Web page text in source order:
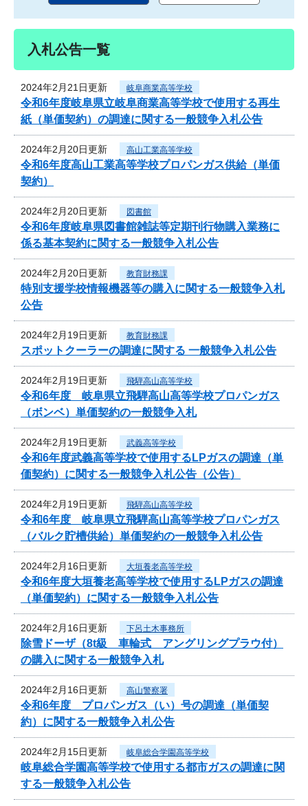
入札公告一覧
2024年2月21日更新 岐阜商業高等学校
令和6年度岐阜県立岐阜商業高等学校で使用する再生
紙（単価契約）の調達に関する一般競争入札公告
2024年2月20日更新 高山工業高等学校
令和6年度高山工業高等学校プロパンガス供給（単価
契約）
2024年2月20日更新 図書館
令和6年度岐阜県図書館雑誌等定期刊行物購入業務に
係る基本契約に関する一般競争入札公告
2024年2月20日更新 教育財務課
特別支援学校情報機器等の購入に関する一般競争入札
公告
2024年2月19日更新 教育財務課
スポットクーラーの調達に関する 一般競争入札公告
2024年2月19日更新 飛騨高山高等学校
令和6年度 岐阜県立飛騨高山高等学校プロパンガス
（ボンベ）単価契約の一般競争入札
2024年2月19日更新 武義高等学校
令和6年度武義高等学校で使用するLPガスの調達（単
価契約）に関する一般競争入札公告（公告）
2024年2月19日更新 飛騨高山高等学校
令和6年度 岐阜県立飛騨高山高等学校プロパンガス
（バルク貯槽供給）単価契約の一般競争入札公告
2024年2月16日更新 大垣養老高等学校
令和6年度大垣養老高等学校で使用するLPガスの調達
（単価契約）に関する一般競争入札公告
2024年2月16日更新 下呂土木事務所
除雪ドーザ（8t級 車輪式 アングリングプラウ付）
の購入に関する一般競争入札
2024年2月16日更新 高山警察署
令和6年度 プロパンガス（い）号の調達（単価契
約）に関する一般競争入札公告
2024年2月15日更新 岐阜総合学園高等学校
岐阜総合学園高等学校で使用する都市ガスの調達に関
する一般競争入札公告